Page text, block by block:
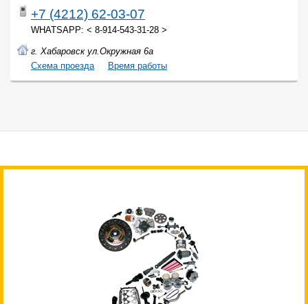
+7 (4212) 62-03-07
WHATSAPP: < 8-914-543-31-28 >
г. Хабаровск ул.Окружная 6а
Cхема проезда
Время работы